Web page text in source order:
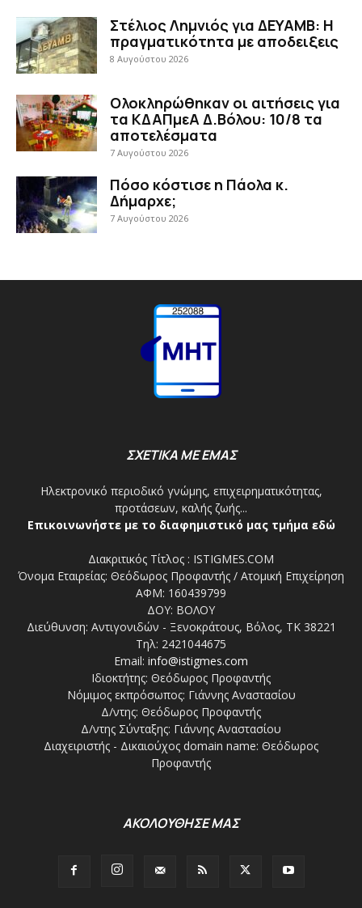
Στέλιος Λημνιός για ΔΕΥΑΜΒ: Η
πραγματικότητα με αποδειξεις
8 Αυγούστου 2026
Ολοκληρώθηκαν οι αιτήσεις για
τα ΚΔΑΠμεΑ Δ.Βόλου: 10/8 τα
αποτελέσματα
7 Αυγούστου 2026
Πόσο κόστισε η Πάολα κ.
Δήμαρχε;
7 Αυγούστου 2026
ΣΧΕΤΙΚΑ ΜΕ ΕΜΑΣ
Ηλεκτρονικό περιοδικό γνώμης, επιχειρηματικότητας,
προτάσεων, καλής ζωής...
Επικοινωνήστε με το διαφημιστικό μας τμήμα εδώ
Διακριτικός Τίτλος : ISTIGMES.COM
Όνομα Εταιρείας: Θεόδωρος Προφαντής / Ατομική Επιχείρηση
ΑΦΜ: 160439799
ΔΟΥ: ΒΟΛΟΥ
Διεύθυνση: Αντιγονιδών - Ξενοκράτους, Βόλος, ΤΚ 38221
Τηλ: 2421044675
Email: info@istigmes.com
Ιδιοκτήτης: Θεόδωρος Προφαντής
Νόμιμος εκπρόσωπος: Γιάννης Αναστασίου
Δ/ντης: Θεόδωρος Προφαντής
Δ/ντης Σύνταξης: Γιάννης Αναστασίου
Διαχειριστής - Δικαιούχος domain name: Θεόδωρος
Προφαντής
ΑΚΟΛΟΥΘΗΣΕ ΜΑΣ